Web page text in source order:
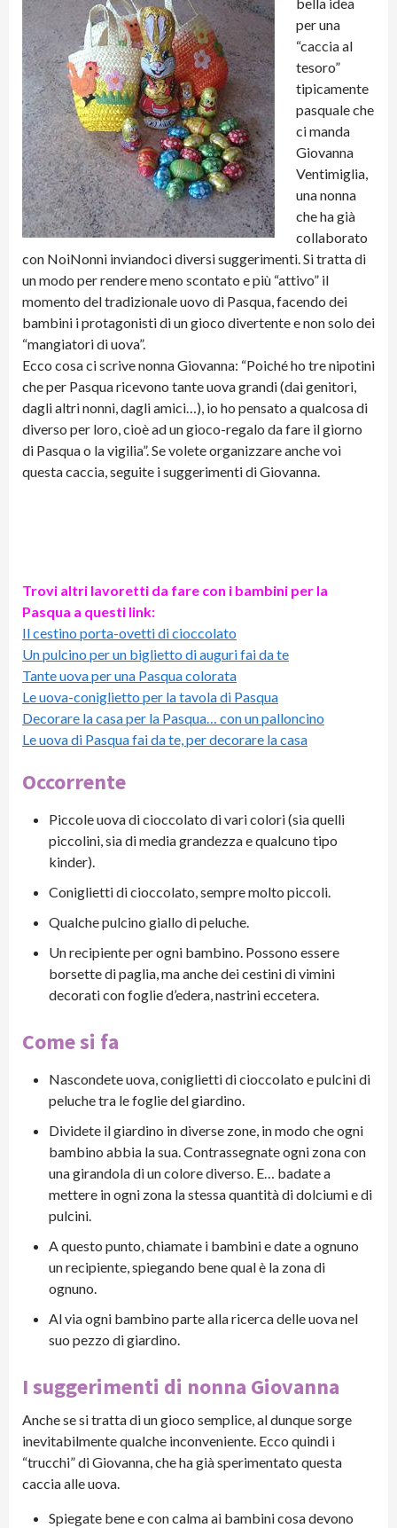
per una
“caccia al
tesoro”
tipicamente
pasquale che
ci manda
Giovanna
Ventimiglia,
una nonna
che ha già
collaborato
con NoiNonni inviandoci diversi suggerimenti. Si tratta di
un modo per rendere meno scontato e più “attivo” il
momento del tradizionale uovo di Pasqua, facendo dei
bambini i protagonisti di un gioco divertente e non solo dei
“mangiatori di uova”.
Ecco cosa ci scrive nonna Giovanna: “Poiché ho tre nipotini
che per Pasqua ricevono tante uova grandi (dai genitori,
dagli altri nonni, dagli amici…), io ho pensato a qualcosa di
diverso per loro, cioè ad un gioco-regalo da fare il giorno
di Pasqua o la vigilia”. Se volete organizzare anche voi
questa caccia, seguite i suggerimenti di Giovanna.
Trovi altri lavoretti da fare con i bambini per la
Pasqua a questi link:
Il cestino porta-ovetti di cioccolato
Un pulcino per un biglietto di auguri fai da te
Tante uova per una Pasqua colorata
Le uova-coniglietto per la tavola di Pasqua
Decorare la casa per la Pasqua… con un palloncino
Le uova di Pasqua fai da te, per decorare la casa
Occorrente
Piccole uova di cioccolato di vari colori (sia quelli
piccolini, sia di media grandezza e qualcuno tipo
kinder).
Coniglietti di cioccolato, sempre molto piccoli.
Qualche pulcino giallo di peluche.
Un recipiente per ogni bambino. Possono essere
borsette di paglia, ma anche dei cestini di vimini
decorati con foglie d’edera, nastrini eccetera.
Come si fa
Nascondete uova, coniglietti di cioccolato e pulcini di
peluche tra le foglie del giardino.
Dividete il giardino in diverse zone, in modo che ogni
bambino abbia la sua. Contrassegnate ogni zona con
una girandola di un colore diverso. E… badate a
mettere in ogni zona la stessa quantità di dolciumi e di
pulcini.
A questo punto, chiamate i bambini e date a ognuno
un recipiente, spiegando bene qual è la zona di
ognuno.
Al via ogni bambino parte alla ricerca delle uova nel
suo pezzo di giardino.
I suggerimenti di nonna Giovanna
Anche se si tratta di un gioco semplice, al dunque sorge
inevitabilmente qualche inconveniente. Ecco quindi i
“trucchi” di Giovanna, che ha già sperimentato questa
caccia alle uova.
Spiegate bene e con calma ai bambini cosa devono